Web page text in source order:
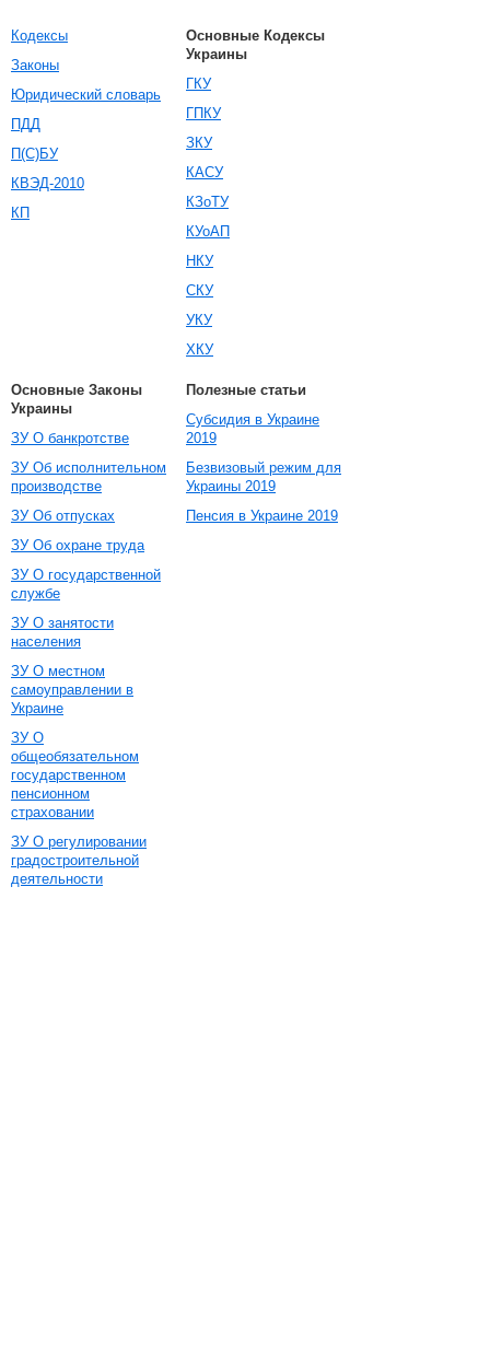
Кодексы
Законы
Юридический словарь
ПДД
П(С)БУ
КВЭД-2010
КП
Основные Кодексы
Украины
ГКУ
ГПКУ
ЗКУ
КАСУ
КЗоТУ
КУоАП
НКУ
СКУ
УКУ
ХКУ
Основные Законы
Украины
ЗУ О банкротстве
ЗУ Об исполнительном
производстве
ЗУ Об отпусках
ЗУ Об охране труда
ЗУ О государственной
службе
ЗУ О занятости
населения
ЗУ О местном
самоуправлении в
Украине
ЗУ О
общеобязательном
государственном
пенсионном
страховании
ЗУ О регулировании
градостроительной
деятельности
Полезные статьи
Субсидия в Украине
2019
Безвизовый режим для
Украины 2019
Пенсия в Украине 2019